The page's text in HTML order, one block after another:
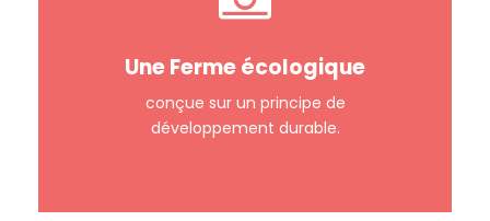
Une Ferme écologique
conçue sur un principe de
développement durable.